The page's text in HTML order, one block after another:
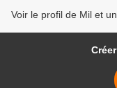
Voir le profil de Mil et